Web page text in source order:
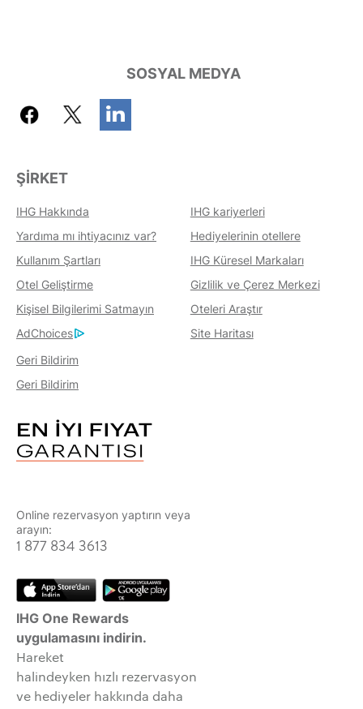
SOSYAL MEDYA
ŞIRKET
IHG Hakkında
IHG kariyerleri
Yardıma mı ihtiyacınız var?
Hediyelerinin otellere
Kullanım Şartları
IHG Küresel Markaları
Otel Geliştirme
Gizlilik ve Çerez Merkezi
Kişisel Bilgilerimi Satmayın
Oteleri Araştır
AdChoices
Site Haritası
Geri Bildirim
Geri Bildirim
Online rezervasyon yaptırın veya
arayın:
1 877 834 3613
IHG One Rewards
uygulamasını indirin.
Hareket
halindeyken hızlı rezervasyon
ve hediyeler hakkında daha